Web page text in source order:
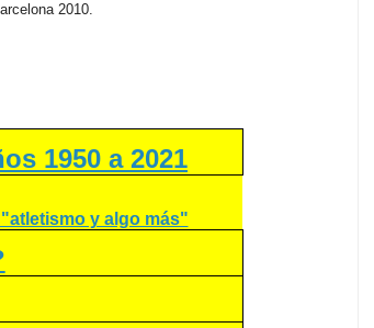
2010.
1950 a 2021
y algo más"